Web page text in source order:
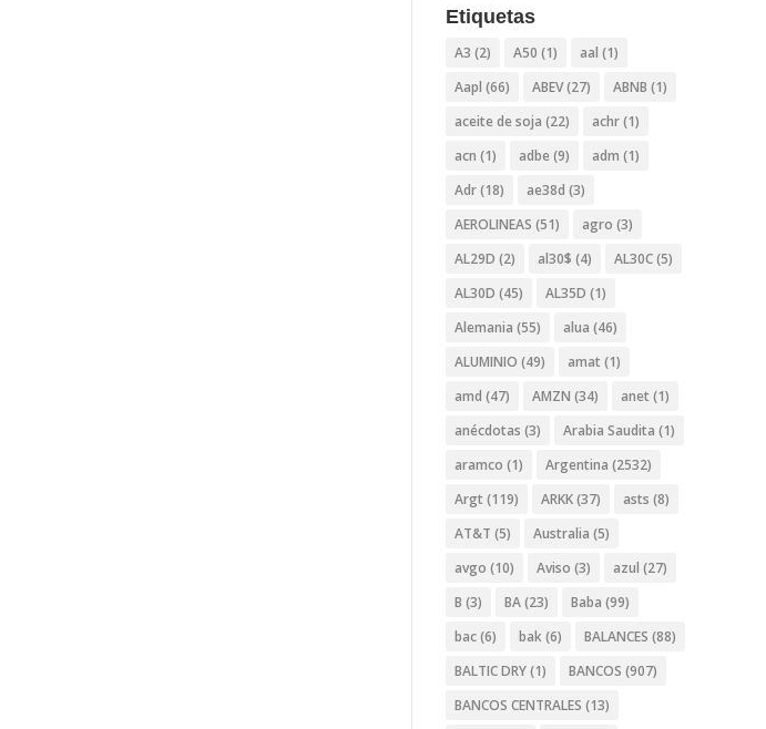
Etiquetas
A3 (2) A50 (1) aal (1)
Aapl (66) ABEV(27) ABNB (1)
aceite de soja (22) achr(1)
acn (1) adbe (9) adm (1)
Adr(18) ae38d (3)
AEROLINEAS (51) agro (3)
AL29D (2) al30$ (4) AL30C(5)
AL30D (45) AL35D (1)
Alemania (55) alua (46)
ALUMINIO (49) amat (1)
amd (47) AMZN (34) anet (1)
anécdotas (3) Arabia Saudita (1)
aramco (1) Argentina (2532)
Argt (119) ARKK(37) asts (8)
AT&T (5) Australia (5)
avgo (10) Aviso (3) azul (27)
B (3) BA(23) Baba (99)
bac(6) bak(6) BALANCES (88)
BALTIC DRY(1) BANCOS (907)
BANCOS CENTRALES (13)